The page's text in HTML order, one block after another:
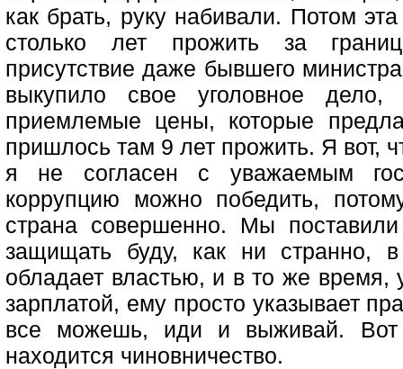
как брать, руку набивали. Потом
столько лет прожить за
присутствие даже бывшего
выкупило свое уголовное дело,
приемлемые цены, которые
пришлось там 9 лет прожить. Я вот,
я не согласен с уважаемым
коррупцию можно победить,
страна совершенно. Мы
защищать буду, как ни странно,
обладает властью, и в то же
зарплатой, ему просто указывает
все можешь, иди и выживай. Вот
находится чиновничество.